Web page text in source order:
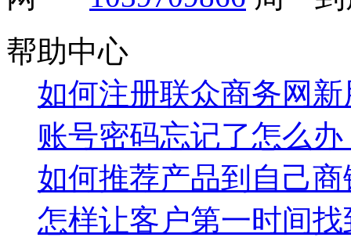
帮助中心
如何注册联众商务网
账号密码忘记了怎么办
如何推荐产品到自己
怎样让客户第一时间